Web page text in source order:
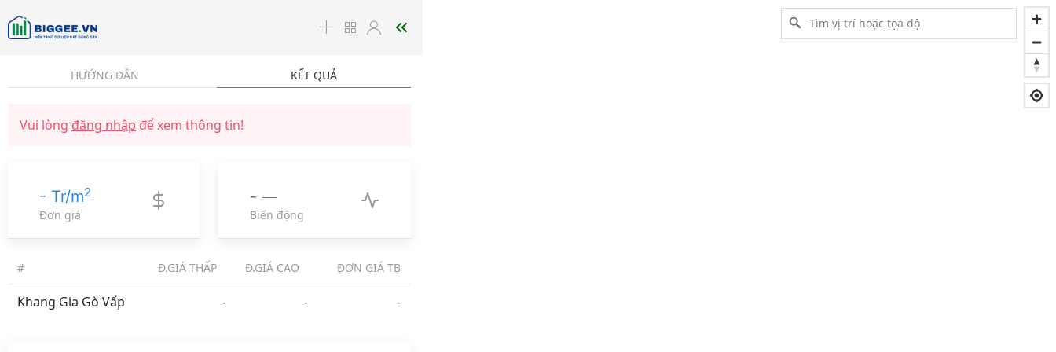
HƯỚNG DẪN KẾT QUẢ
Vui lòng đăng nhập để xem thông tin!
- Tr/m2
Đơn giá
-
Biến động
# Đ.GIÁ THẤP Đ.GIÁ CAO ĐƠN GIÁ TB
Khang Gia Gò Vấp - - -
☰